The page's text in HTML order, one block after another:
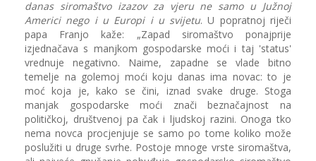
danas siromaštvo izazov za vjeru ne samo u Južnoj
Americi nego i u Europi i u svijetu. U popratnoj riječi
papa Franjo kaže: „Zapad siromaštvo ponajprije
izjednačava s manjkom gospodarske moći i taj 'status'
vrednuje negativno. Naime, zapadne se vlade bitno
temelje na golemoj moći koju danas ima novac: to je
moć koja je, kako se čini, iznad svake druge. Stoga
manjak gospodarske moći znači beznačajnost na
političkoj, društvenoj pa čak i ljudskoj razini. Onoga tko
nema novca procjenjuje se samo po tome koliko može
poslužiti u druge svrhe. Postoje mnoge vrste siromaštva,